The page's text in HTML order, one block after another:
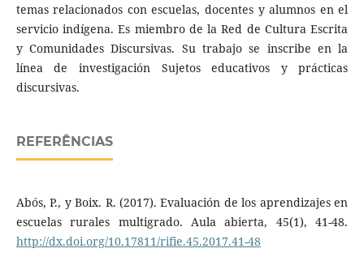
temas relacionados con escuelas, docentes y alumnos en el
servicio indígena. Es miembro de la Red de Cultura Escrita
y Comunidades Discursivas. Su trabajo se inscribe en la
línea de investigación Sujetos educativos y prácticas
discursivas.
REFERÊNCIAS
Abós, P., y Boix. R. (2017). Evaluación de los aprendizajes en
escuelas rurales multigrado. Aula abierta, 45(1), 41-48.
http://dx.doi.org/10.17811/rifie.45.2017.41-48